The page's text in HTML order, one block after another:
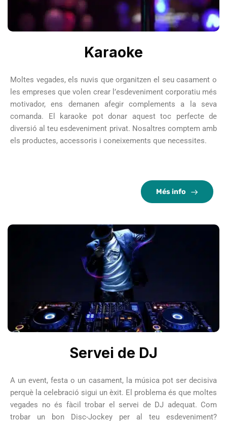
Karaoke
Moltes vegades, els nuvis que organitzen el seu casament o
les empreses que volen crear l’esdeveniment corporatiu més
motivador, ens demanen afegir complements a la seva
comanda. El karaoke pot donar aquest toc perfecte de
diversió al teu esdeveniment privat. Nosaltres comptem amb
els productes, accessoris i coneixements que necessites.
Més info
Servei de DJ
A un event, festa o un casament, la música pot ser decisiva
perquè la celebració sigui un èxit. El problema és que moltes
vegades no és fàcil trobar el servei de DJ adequat. Com
trobar un bon Disc-Jockey per al teu esdeveniment?